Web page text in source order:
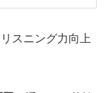
スニング力向上